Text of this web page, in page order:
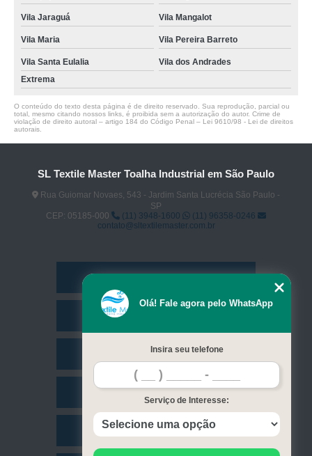
Vila Jaraguá Vila Mangalot
Vila Maria Vila Pereira Barreto
Vila Santa Eulalia
Vila dos Andrades
Extrema
O conteúdo do texto desta página é de direito reservado. Sua reprodução, parcial ou
total, mesmo citando nossos links, é proibida sem a autorização do autor. Crime de
violação de direito autoral – artigo 184 do Código Penal – Lei 9610/98 - Lei de direitos
autorais
SL Textile Master Toalha Industrial em São Paulo
Rua Guiomar Novaes, 543 - Jardim Santa Lucrécia São Paulo -
SP
CEP: 05185-000
(11) 3948-1600
(11) 96358-0246
contato@sltextilemaster.com.br
Missão
Contato
Olá! Fale agora pelo WhatsApp
Insira seu telefone
Serviço de Interesse: